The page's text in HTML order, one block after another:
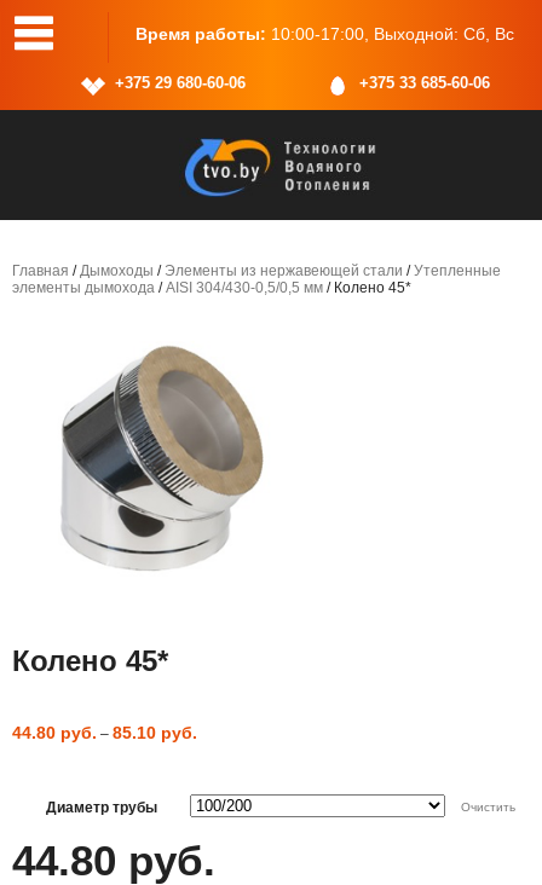
17:00, Выходной: Сб, Вс Адрес:г.Минск, ул.Васнецова,
+375 29 680-60-06 +375 33 685-60-06
Главная /Дымоходы / Элементы из нержавеющей стали /Утепленные
элементы дымохода /AISI 304/430-0,5/0,5 мм / Колено 45*
Колено 45*
44.80 руб. – 85.10 руб.
Диаметр трубы Очистить
44.80 руб.